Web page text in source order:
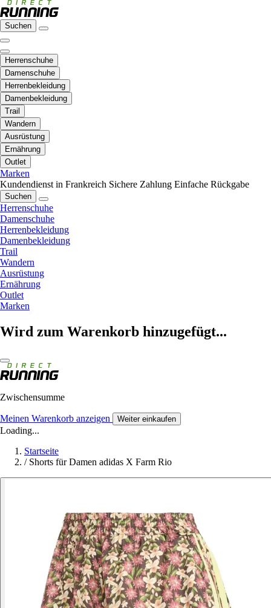
Suchen
Herrenschuhe
Damenschuhe
Herrenbekleidung
Damenbekleidung
Trail
Wandern
Ausrüstung
Ernährung
Outlet
Marken
Kundendienst in Frankreich Sichere Zahlung Einfache Rückgabe
Suchen
Herrenschuhe
Damenschuhe
Herrenbekleidung
Damenbekleidung
Trail
Wandern
Ausrüstung
Ernährung
Outlet
Marken
Wird zum Warenkorb hinzugefügt...
Zwischensumme
Meinen Warenkorb anzeigen Weiter einkaufen
Loading...
Startseite
/ Shorts für Damen adidas X Farm Rio